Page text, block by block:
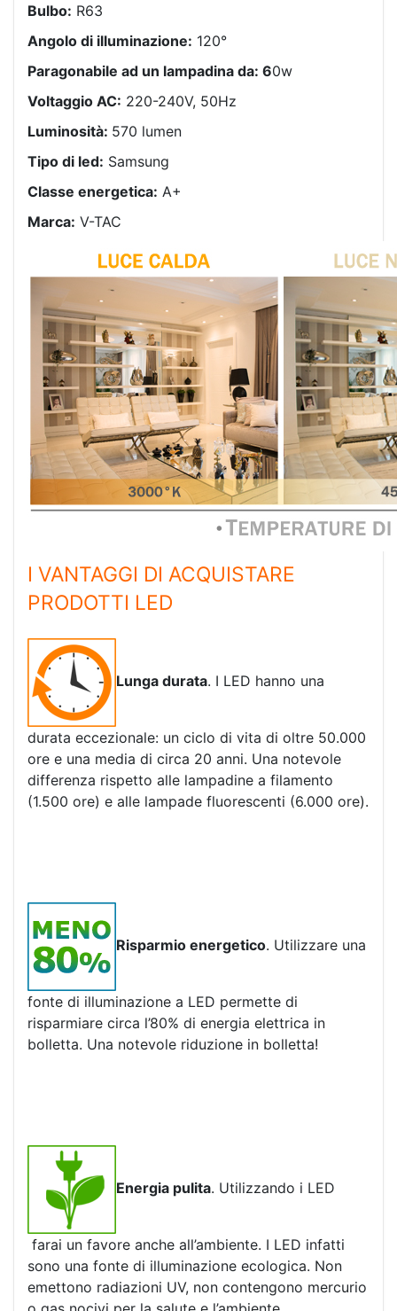
Bulbo: R63
Angolo di illuminazione: 120°
Paragonabile ad un lampadina da: 60w
Voltaggio AC: 220-240V, 50Hz
Luminosità: 570 lumen
Tipo di led: Samsung
Classe energetica: A+
Marca: V-TAC
I VANTAGGI DI ACQUISTARE
PRODOTTI LED
Lunga durata. I LED hanno una
durata eccezionale: un ciclo di vita di oltre 50.000
ore e una media di circa 20 anni. Una notevole
differenza rispetto alle lampadine a filamento
(1.500 ore) e alle lampade fluorescenti (6.000 ore).
Risparmio energetico. Utilizzare una
fonte di illuminazione a LED permette di
risparmiare circa l’80% di energia elettrica in
bolletta. Una notevole riduzione in bolletta!
Energia pulita. Utilizzando i LED
farai un favore anche all’ambiente. I LED infatti
sono una fonte di illuminazione ecologica. Non
emettono radiazioni UV, non contengono mercurio